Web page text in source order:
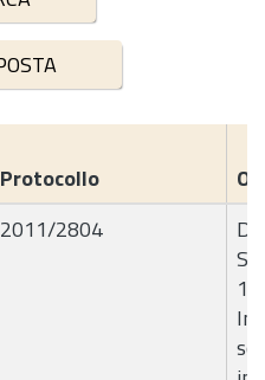
Protocollo
2011/2804